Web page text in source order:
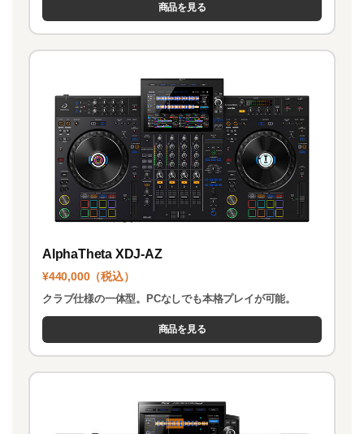
商品を見る
AlphaTheta XDJ-AZ
¥440,000（税込）
クラブ仕様の一体型。PCなしでも本格プレイが可能。
商品を見る